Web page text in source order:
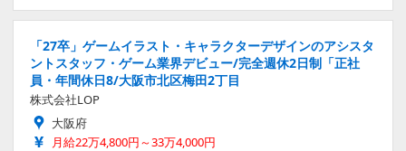
「27卒」ゲームイラスト・キャラクターデザインのアシスタ
ントスタッフ・ゲーム業界デビュー/完全週休2日制「正社
員・年間休日8/大阪市北区梅田2丁目
株式会社LOP
大阪府
月給22万4,800円～33万4,000円